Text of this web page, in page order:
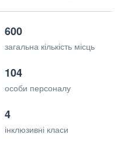
600
загальна кількість місць
104
особи персоналу
4
інклюзивні класи